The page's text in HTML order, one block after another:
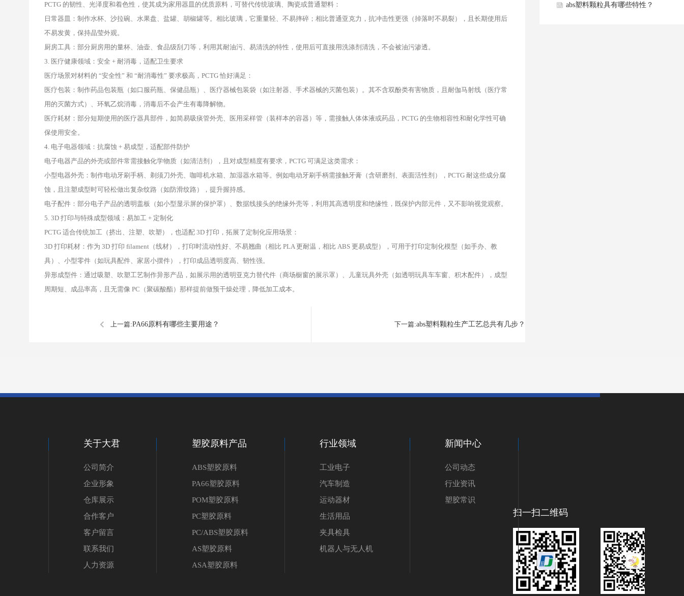
PCTG 的韧性、光泽度和着色性，使其成为家用器皿的优质原料，可替代传统玻璃、陶瓷或普通塑料：
日常器皿：制作水杯、沙拉碗、水果盘、盐罐、胡椒罐等。相比玻璃，它重量轻、不易摔碎；相比普通亚克力，抗冲击性更强（掉落时不易裂），且长期使用后
不易发黄，保持晶莹外观。
厨房工具：部分厨房用的量杯、油壶、食品级刮刀等，利用其耐油污、易清洗的特性，使用后可直接用洗涤剂清洗，不会被油污渗透。
3. 医疗健康领域：安全 + 耐消毒，适配卫生要求
医疗场景对材料的 “安全性” 和 “耐消毒性” 要求极高，PCTG 恰好满足：
医疗包装：制作药品包装瓶（如口服药瓶、保健品瓶）、医疗器械包装袋（如注射器、手术器械的灭菌包装）。其不含双酚类有害物质，且耐伽马射线（医疗常
用的灭菌方式）、环氧乙烷消毒，消毒后不会产生有毒降解物。
医疗耗材：部分短期使用的医疗器具部件，如简易吸痰管外壳、医用采样管（装样本的容器）等，需接触人体体液或药品，PCTG 的生物相容性和耐化学性可确
保使用安全。
4. 电子电器领域：抗腐蚀 + 易成型，适配部件防护
电子电器产品的外壳或部件常需接触化学物质（如清洁剂），且对成型精度有要求，PCTG 可满足这类需求：
小型电器外壳：制作电动牙刷手柄、剃须刀外壳、咖啡机水箱、加湿器水箱等。例如电动牙刷手柄需接触牙膏（含研磨剂、表面活性剂），PCTG 耐这些成分腐
蚀，且注塑成型时可轻松做出复杂纹路（如防滑纹路），提升握持感。
电子配件：部分电子产品的透明盖板（如小型显示屏的保护罩）、数据线接头的绝缘外壳等，利用其高透明度和绝缘性，既保护内部元件，又不影响视觉观察。
5. 3D 打印与特殊成型领域：易加工 + 定制化
PCTG 适合传统加工（挤出、注塑、吹塑），也适配 3D 打印，拓展了定制化应用场景：
3D 打印耗材：作为 3D 打印 filament（线材），打印时流动性好、不易翘曲（相比 PLA 更耐温，相比 ABS 更易成型），可用于打印定制化模型（如手办、教
具）、小型零件（如玩具配件、家居小摆件），打印成品透明度高、韧性强。
异形成型件：通过吸塑、吹塑工艺制作异形产品，如展示用的透明亚克力替代件（商场橱窗的展示罩）、儿童玩具外壳（如透明玩具车车窗、积木配件），成型
周期短、成品率高，且无需像 PC（聚碳酸酯）那样提前做预干燥处理，降低加工成本。
上一篇:PA66原料有哪些主要用途？ 下一篇:abs塑料颗粒生产工艺总共有几步？
abs塑料颗粒具有哪些特性？
关于大君
公司简介
企业形象
仓库展示
合作客户
客户留言
联系我们
人力资源
塑胶原料产品
ABS塑胶原料
PA66塑胶原料
POM塑胶原料
PC塑胶原料
PC/ABS塑胶原料
AS塑胶原料
ASA塑胶原料
行业领域
工业电子
汽车制造
运动器材
生活用品
夹具检具
机器人与无人机
新闻中心
公司动态
行业资讯
塑胶常识
扫一扫二维码